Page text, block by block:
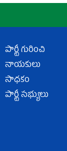
పార్టీ గురించి
నాయకులు
సాధకం
పార్టీ సభ్యులు